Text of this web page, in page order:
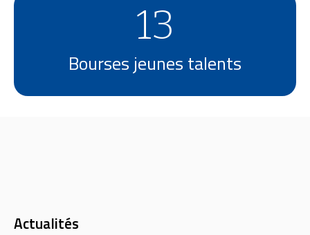
13
Bourses jeunes talents
Actualités